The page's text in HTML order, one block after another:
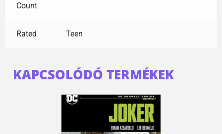
Count
Rated Teen
KAPCSOLÓDÓ TERMÉKEK